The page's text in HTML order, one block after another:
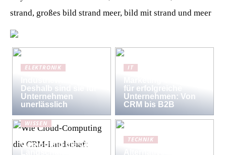
strand, großes bild strand meer, bild mit strand und meer
ELEKTRONIK
Deshalb sind sie für
Unternehmen
unerlässlich
IT
für erfolgreiche
Unternehmen: Von
CRM bis B2B
WISSEN
Computing die CRM-
TECHNIK